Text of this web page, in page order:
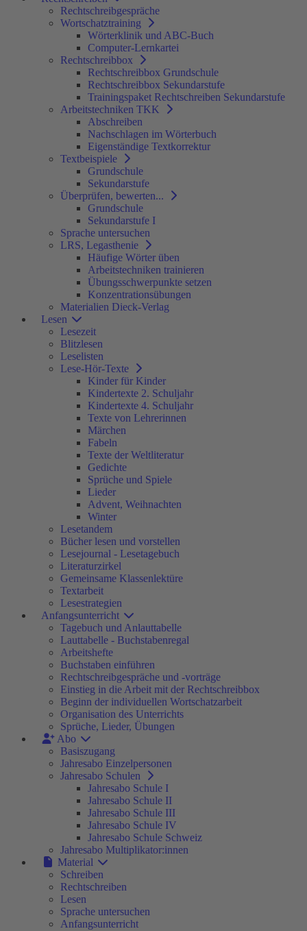
Rechtschreibgespräche
Wortschatztraining
Wörterklinik und ABC-Buch
Computer-Lernkartei
Rechtschreibbox
Rechtschreibbox Grundschule
Rechtschreibbox Sekundarstufe
Trainingspaket Rechtschreiben Sekundarstufe
Arbeitstechniken TKK
Abschreiben
Nachschlagen im Wörterbuch
Eigenständige Textkorrektur
Textbeispiele
Grundschule
Sekundarstufe
Überprüfen, bewerten...
Grundschule
Sekundarstufe I
Sprache untersuchen
LRS, Legasthenie
Häufige Wörter üben
Arbeitstechniken trainieren
Übungsschwerpunkte setzen
Konzentrationsübungen
Materialien Dieck-Verlag
Lesen
Lesezeit
Blitzlesen
Leselisten
Lese-Hör-Texte
Kinder für Kinder
Kindertexte 2. Schuljahr
Kindertexte 4. Schuljahr
Texte von Lehrerinnen
Märchen
Fabeln
Texte der Weltliteratur
Gedichte
Sprüche und Spiele
Lieder
Advent, Weihnachten
Winter
Lesetandem
Bücher lesen und vorstellen
Lesejournal - Lesetagebuch
Literaturzirkel
Gemeinsame Klassenlektüre
Textarbeit
Lesestrategien
Anfangsunterricht
Tagebuch und Anlauttabelle
Lauttabelle - Buchstabenregal
Arbeitshefte
Buchstaben einführen
Rechtschreibgespräche und -vorträge
Einstieg in die Arbeit mit der Rechtschreibbox
Beginn der individuellen Wortschatzarbeit
Organisation des Unterrichts
Sprüche, Lieder, Übungen
Abo
Basiszugang
Jahresabo Einzelpersonen
Jahresabo Schulen
Jahresabo Schule I
Jahresabo Schule II
Jahresabo Schule III
Jahresabo Schule IV
Jahresabo Schule Schweiz
Jahresabo Multiplikator:innen
Material
Schreiben
Rechtschreiben
Lesen
Sprache untersuchen
Anfangsunterricht